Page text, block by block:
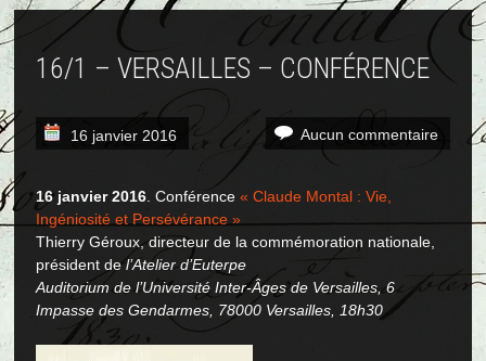
16/1 – VERSAILLES – CONFÉRENCE
16 janvier 2016 Aucun commentaire
16 janvier 2016. Conférence« Claude Montal : Vie,
Ingéniosité et Persévérance »
Thierry Géroux, directeur de la commémoration nationale,
président del’Atelier d’Euterpe
Auditorium de l’Université Inter-Âges de Versailles, 6
Impasse des Gendarmes, 78000 Versailles, 18h30